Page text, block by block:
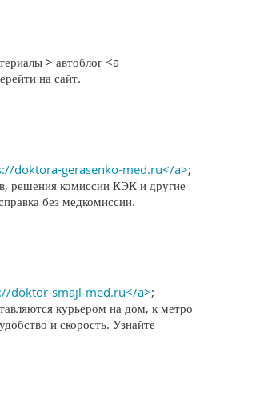
> автоблог <a
на сайт.
doktora-gerasenko-med.ru</a>;
решения комиссии КЭК и другие
без медкомиссии.
doktor-smajl-med.ru</a>;
курьером на дом, к метро
и скорость. Узнайте